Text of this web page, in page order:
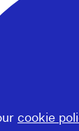
cookie